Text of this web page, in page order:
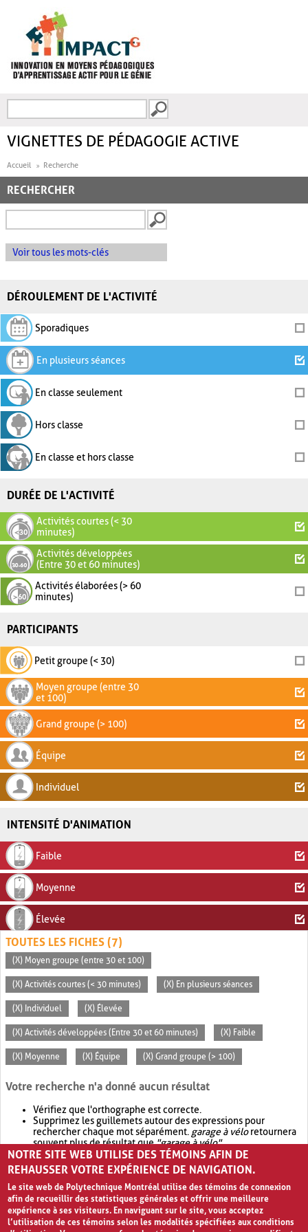
FORMULAIRE DE
VIGNETTES DE PÉDAGOGIE ACTIVE
Accueil Recherche
RECHERCHER
Voir tous les mots-clés
DÉROULEMENT DE L'ACTIVITÉ
Sporadiques
En plusieurs séances
En classe seulement
Hors classe
En classe et hors classe
DURÉE DE L'ACTIVITÉ
Activités courtes (< 30
minutes)
Activités développées
(Entre 30 et 60 minutes)
Activités élaborées (> 60
minutes)
PARTICIPANTS
Petit groupe (< 30)
Moyen groupe (entre 30
et 100)
Grand groupe (> 100)
Équipe
Individuel
INTENSITÉ D'ANIMATION
Faible
Moyenne
Élevée
TOUTES LES FICHES (7)
(X) Moyen groupe (entre 30 et 100)
(X) Activités courtes (< 30 minutes) (X) En plusieurs séances
(X) Individuel (X) Élevée
(X) Activités développées (Entre 30 et 60 minutes) (X) Faible
(X) Moyenne (X) Équipe (X) Grand groupe (> 100)
Votre recherche n'a donné aucun résultat
Vérifiez que l'orthographe est correcte.
Supprimez les guillemets autour des expressions pour
rechercher chaque mot séparément. garage à véloretournera
souvent plus de résultat que"garage à vélo".
Envisagez d'élargir votre recherche avec OR.garage OR vélo
retournera souvent plus de résultat quegarage à vélo
NOTRE SITE WEB UTILISE DES TÉMOINS AFIN DE
REHAUSSER VOTRE EXPÉRIENCE DE NAVIGATION.
Le site web de Polytechnique Montréal utilise des témoins de connexion
afin de recueillir des statistiques générales et offrir une meilleure
expérience à ses visiteurs. En naviguant sur le site, vous acceptez
l’utilisation de ces témoins selon les modalités spécifiées aux conditions